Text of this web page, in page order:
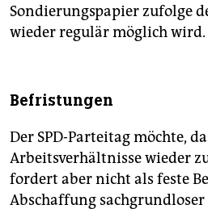
Sondierungspapier zufolge
wieder regulär möglich wird.
Befristungen
Der SPD-Parteitag möchte,
Arbeitsverhältnisse wieder
fordert aber nicht als feste
Abschaffung